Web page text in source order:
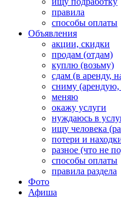
правила
способы оплаты
Объявления
акции, скидки
продам (отдам)
куплю (возьму)
сдам (в аренду,
сниму (арендую,
меняю
окажу услуги
нуждаюсь в
ищу человека
потери и
разное (что не
способы оплаты
правила раздела
Фото
Афиша